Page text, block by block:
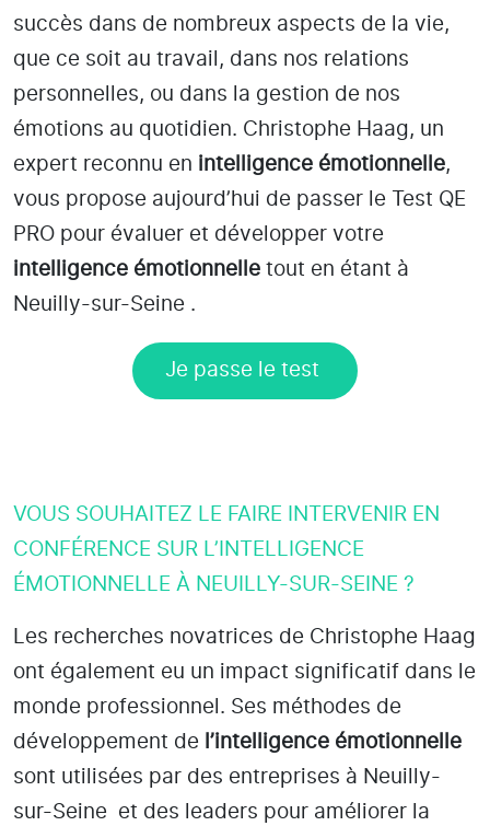
succès dans de nombreux aspects de la vie,
que ce soit au travail, dans nos relations
personnelles, ou dans la gestion de nos
émotions au quotidien. Christophe Haag, un
expert reconnu en intelligence émotionnelle,
vous propose aujourd’hui de passer le Test QE
PRO pour évaluer et développer votre
intelligence émotionnelle tout en étant à
Neuilly-sur-Seine .
Je passe le test
VOUS SOUHAITEZ LE FAIRE INTERVENIR EN
CONFÉRENCE SUR L’INTELLIGENCE
ÉMOTIONNELLE À NEUILLY-SUR-SEINE ?
Les recherches novatrices de Christophe Haag
ont également eu un impact significatif dans le
monde professionnel. Ses méthodes de
développement de l’intelligence émotionnelle
sont utilisées par des entreprises à Neuilly-
sur-Seine
et des leaders pour améliorer la